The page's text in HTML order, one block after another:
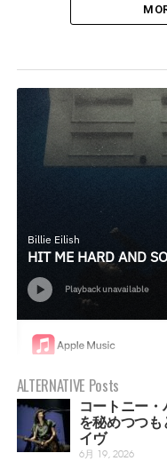
ALTERNATIVE Posts
コートニー
を秘めつつ
イヴ
6月 19, 2026